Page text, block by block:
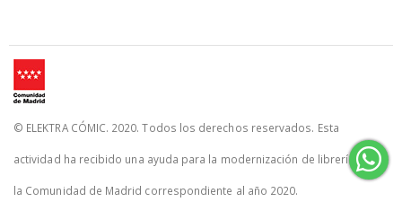
© ELEKTRA CÓMIC. 2020. Todos los derechos reservados. Esta
actividad ha recibido una ayuda para la modernización de librerías de
la Comunidad de Madrid correspondiente al año 2020.